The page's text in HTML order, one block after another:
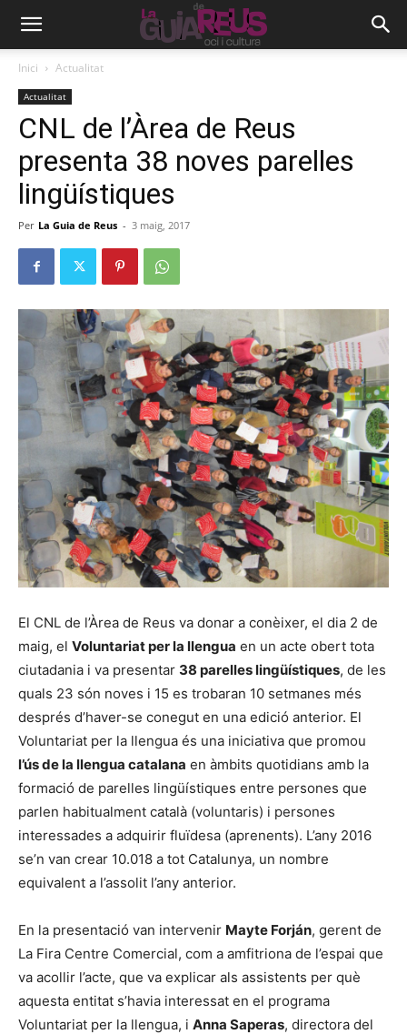
Inici Actualitat
Actualitat
CNL de l’Àrea de Reus
presenta 38 noves parelles
lingüístiques
Per La Guia de Reus - 3 maig, 2017
El CNL de l’Àrea de Reus va donar a conèixer, el dia 2 de
maig, el Voluntariat per la llengua en un acte obert tota
ciutadania i va presentar 38 parelles lingüístiques, de les
quals 23 són noves i 15 es trobaran 10 setmanes més
després d’haver-se conegut en una edició anterior. El
Voluntariat per la llengua és una iniciativa que promou
l’ús de la llengua catalana en àmbits quotidians amb la
formació de parelles lingüístiques entre persones que
parlen habitualment català (voluntaris) i persones
interessades a adquirir fluïdesa (aprenents). L’any 2016
se’n van crear 10.018 a tot Catalunya, un nombre
equivalent a l’assolit l’any anterior.
En la presentació van intervenir Mayte Forján, gerent de
La Fira Centre Comercial, com a amfitriona de l’espai que
va acollir l’acte, que va explicar als assistents per què
aquesta entitat s’havia interessat en el programa
Voluntariat per la llengua, i Anna Saperas, directora del